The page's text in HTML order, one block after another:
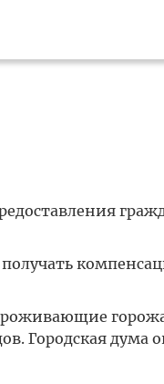
Городская дума